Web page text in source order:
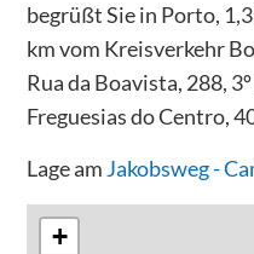
begrüßt Sie in Porto,
km vom Kreisverkehr
Rua da Boavista, 288,
Freguesias do Centro,
Lage am Jakobsweg -
+